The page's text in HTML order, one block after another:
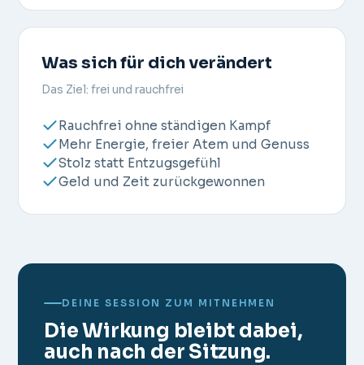
Was sich für dich verändert
Das Ziel: frei und rauchfrei
Rauchfrei ohne ständigen Kampf
Mehr Energie, freier Atem und Genuss
Stolz statt Entzugsgefühl
Geld und Zeit zurückgewonnen
DEINE SESSION ZUM MITNEHMEN
Die Wirkung bleibt dabei,
auch nach der Sitzung.